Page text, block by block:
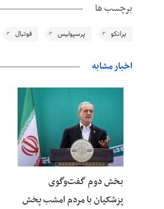
برچسب ها
برانکو پرسپولیس فوتبال
اخبار مشابه
بخش دوم گفت‌وگوی
پزشکیان با مردم امشب پخش